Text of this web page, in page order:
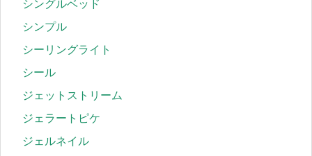
シングルベッド
シンプル
シーリングライト
シール
ジェットストリーム
ジェラートピケ
ジェルネイル